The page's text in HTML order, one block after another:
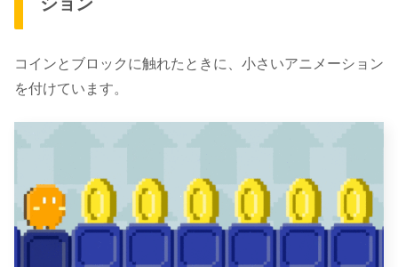
コインとブロックに触れたときに、 小さいアニメーション
を付けています。